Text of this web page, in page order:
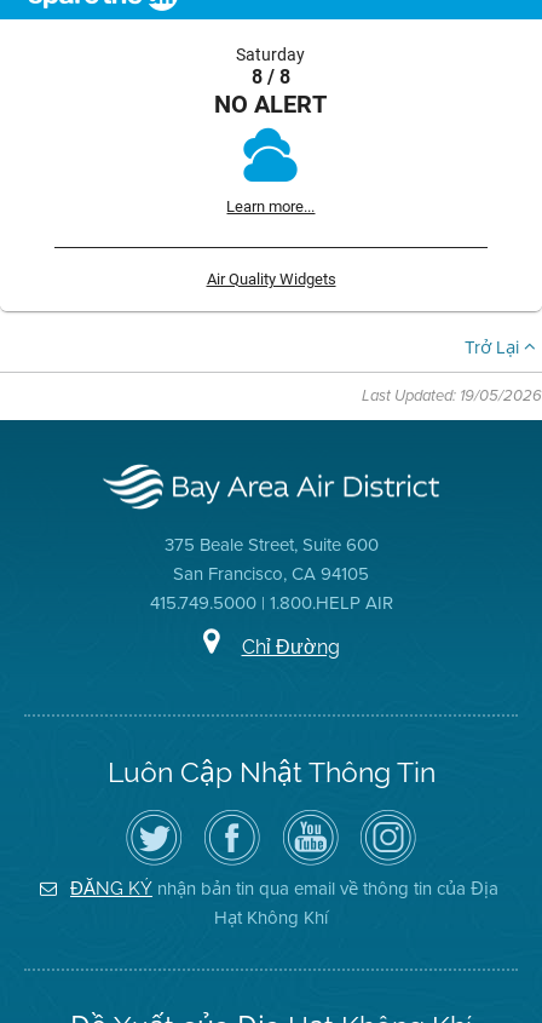
Saturday
8 / 8
NO ALERT
Learn more...
Air Quality Widgets
Trở Lại
Last Updated: 19/05/2026
375 Beale Street, Suite 600
San Francisco, CA 94105
415.749.5000 | 1.800.HELP AIR
Chỉ Đường
Luôn Cập Nhật Thông Tin
Hãy
theo
dõi
Địa
Hạt
Không
Truy
cập
Trang
Facebook
của
Địa
Hạt
Kênh
YouTube
của
Địa
Hạt
Không
Khí
Air
District
on
Instagram
ĐĂNG KÝ nhận bản tin qua email về thông tin của Địa
Hạt Không Khí